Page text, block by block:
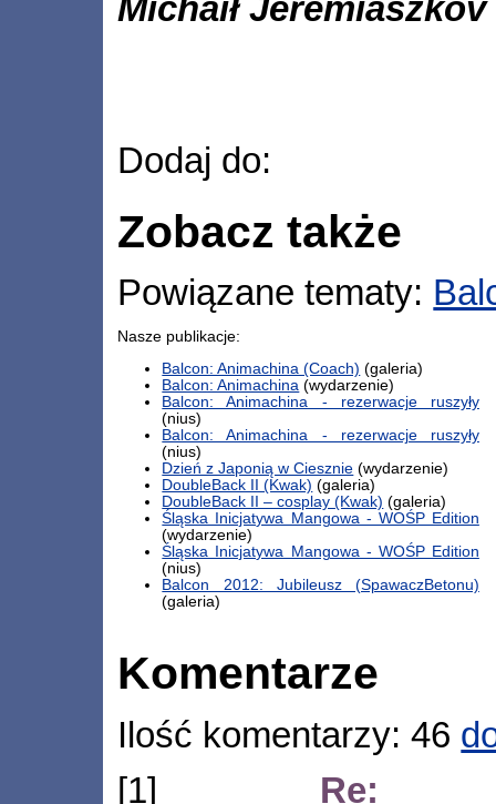
Michaił Jeremiaszkov
Dodaj do:
Zobacz także
Powiązane tematy:
Nasze publikacje:
Balcon: Animachina (Coach) (galeria)
Balcon: Animachina (wydarzenie)
Balcon: Animachina - rezerwacje ruszyły
(nius)
Balcon: Animachina - rezerwacje ruszyły
(nius)
Dzień z Japonią w Ciesznie (wydarzenie)
DoubleBack II (Kwak) (galeria)
DoubleBack II – cosplay (Kwak) (galeria)
Śląska Inicjatywa Mangowa - WOŚP Edition
(wydarzenie)
Śląska Inicjatywa Mangowa - WOŚP Edition
(nius)
Balcon 2012: Jubileusz (SpawaczBetonu)
(galeria)
Komentarze
Ilość komentarzy: 46
[1] Re: